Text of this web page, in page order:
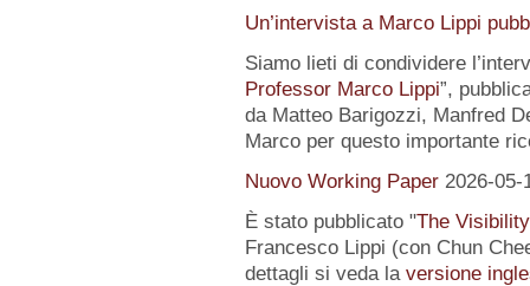
Un’intervista a Marco Lippi
Siamo lieti di condividere
Professor Marco Lippi”,
da Matteo Barigozzi, Manfred
Marco per questo importante
Nuovo Working Paper 2026-05-
È stato pubblicato "The
Francesco Lippi (con Chun
dettagli si veda la versione